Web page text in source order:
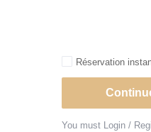
Réservation
You must Login /